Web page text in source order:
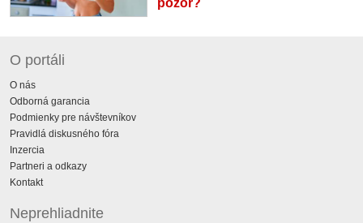
pozor?
O portáli
O nás
Odborná garancia
Podmienky pre návštevníkov
Pravidlá diskusného fóra
Inzercia
Partneri a odkazy
Kontakt
Neprehliadnite